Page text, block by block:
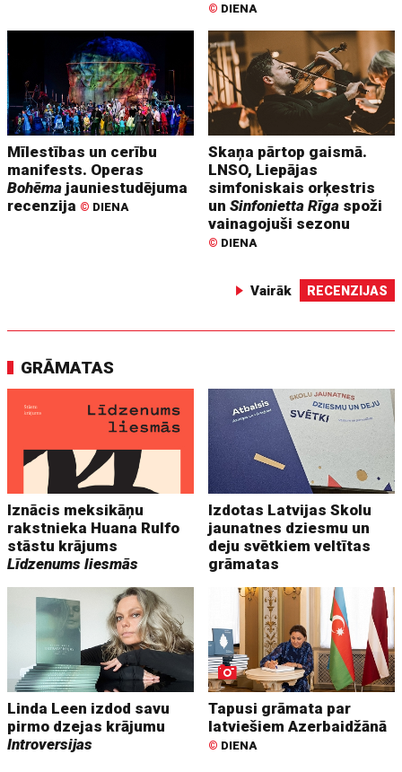
© DIENA
Mīlestības un cerību
manifests. Operas
Bohēma jauniestudējuma
recenzija © DIENA
Skaņa pārtop gaismā.
LNSO, Liepājas
simfoniskais orķestris
unSinfonietta Rīga spoži
vainagojuši sezonu
© DIENA
Vairāk RECENZIJAS
GRĀMATAS
Iznācis meksikāņu
rakstnieka Huana Rulfo
stāstu krājums
Līdzenums liesmās
Izdotas Latvijas Skolu
jaunatnes dziesmu un
deju svētkiem veltītas
grāmatas
Linda Leen izdod savu
pirmo dzejas krājumu
Introversijas
Tapusi grāmata par
latviešiem Azerbaidžānā
© DIENA